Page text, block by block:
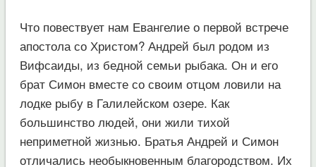
Что повествует нам Евангелие о первой встрече
апостола со Христом? Андрей был родом из
Вифсаиды, из бедной семьи рыбака. Он и его
брат Симон вместе со своим отцом ловили на
лодке рыбу в Галилейском озере. Как
большинство людей, они жили тихой
неприметной жизнью. Братья Андрей и Симон
отличались необыкновенным благородством. Их